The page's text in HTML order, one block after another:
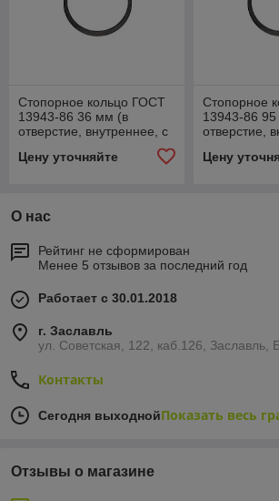
Стопорное кольцо ГОСТ
13943-86 36 мм (в
отверстие, внутреннее, с
Цену уточняйте
Стопорное
13943-86
отверстие,
Цену
О нас
Рейтинг не сформирован
Менее 5 отзывов за последний год
Работает с 30.01.2018
г. Заславль
ул. Советская, 122, каб.126, Заславль,
Контакты
Сегодня выходнойПоказать весь
Отзывы о магазине